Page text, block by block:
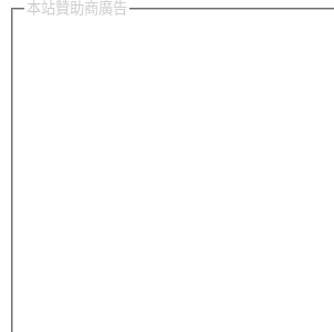
本站贊助商廣告